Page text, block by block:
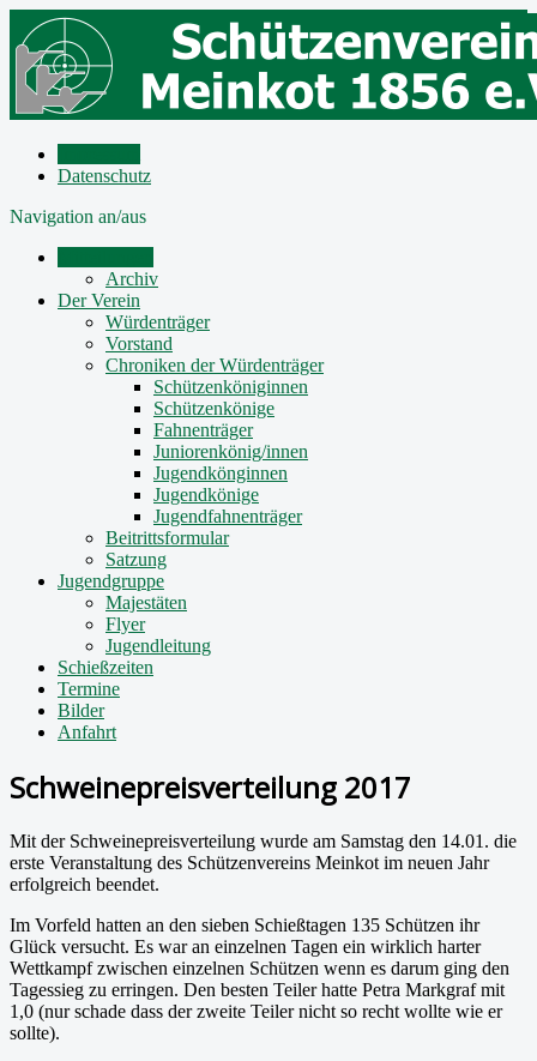
Datenschutz
Navigation an/aus
Archiv
Der Verein
Würdenträger
Vorstand
Chroniken der Würdenträger
Schützenköniginnen
Schützenkönige
Fahnenträger
Juniorenkönig/innen
Jugendkönginnen
Jugendkönige
Jugendfahnenträger
Beitrittsformular
Satzung
Jugendgruppe
Majestäten
Flyer
Jugendleitung
Schießzeiten
Termine
Bilder
Anfahrt
Schweinepreisverteilung 2017
Mit der Schweinepreisverteilung wurde am Samstag den 14.01. die
erste Veranstaltung des Schützenvereins Meinkot im neuen Jahr
erfolgreich beendet.
Im Vorfeld hatten an den sieben Schießtagen 135 Schützen ihr
Glück versucht. Es war an einzelnen Tagen ein wirklich harter
Wettkampf zwischen einzelnen Schützen wenn es darum ging den
Tagessieg zu erringen. Den besten Teiler hatte Petra Markgraf mit
1,0 (nur schade dass der zweite Teiler nicht so recht wollte wie er
sollte).